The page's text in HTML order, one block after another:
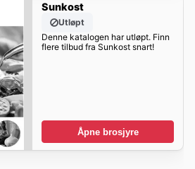
Sunkost
Utløpt
Denne katalogen har utløpt. Finn
flere tilbud fra Sunkost snart!
Åpne brosjyre